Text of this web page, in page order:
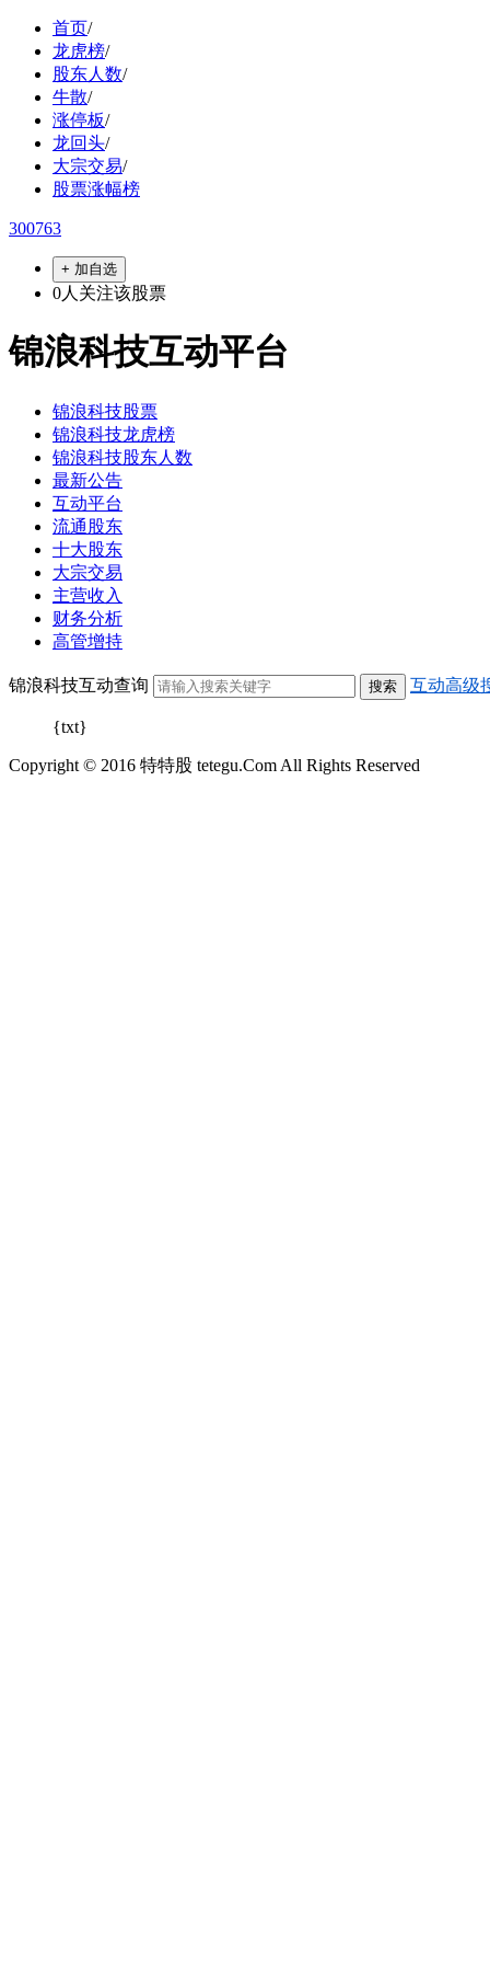
首页/
龙虎榜/
股东人数/
牛散/
涨停板/
龙回头/
大宗交易/
股票涨幅榜
300763
+ 加自选
0人关注该股票
锦浪科技互动平台
锦浪科技股票
锦浪科技龙虎榜
锦浪科技股东人数
最新公告
互动平台
流通股东
十大股东
大宗交易
主营收入
财务分析
高管增持
锦浪科技互动查询 互动高级
{txt}
Copyright © 2016 特特股 tetegu.Com All Rights Reserved